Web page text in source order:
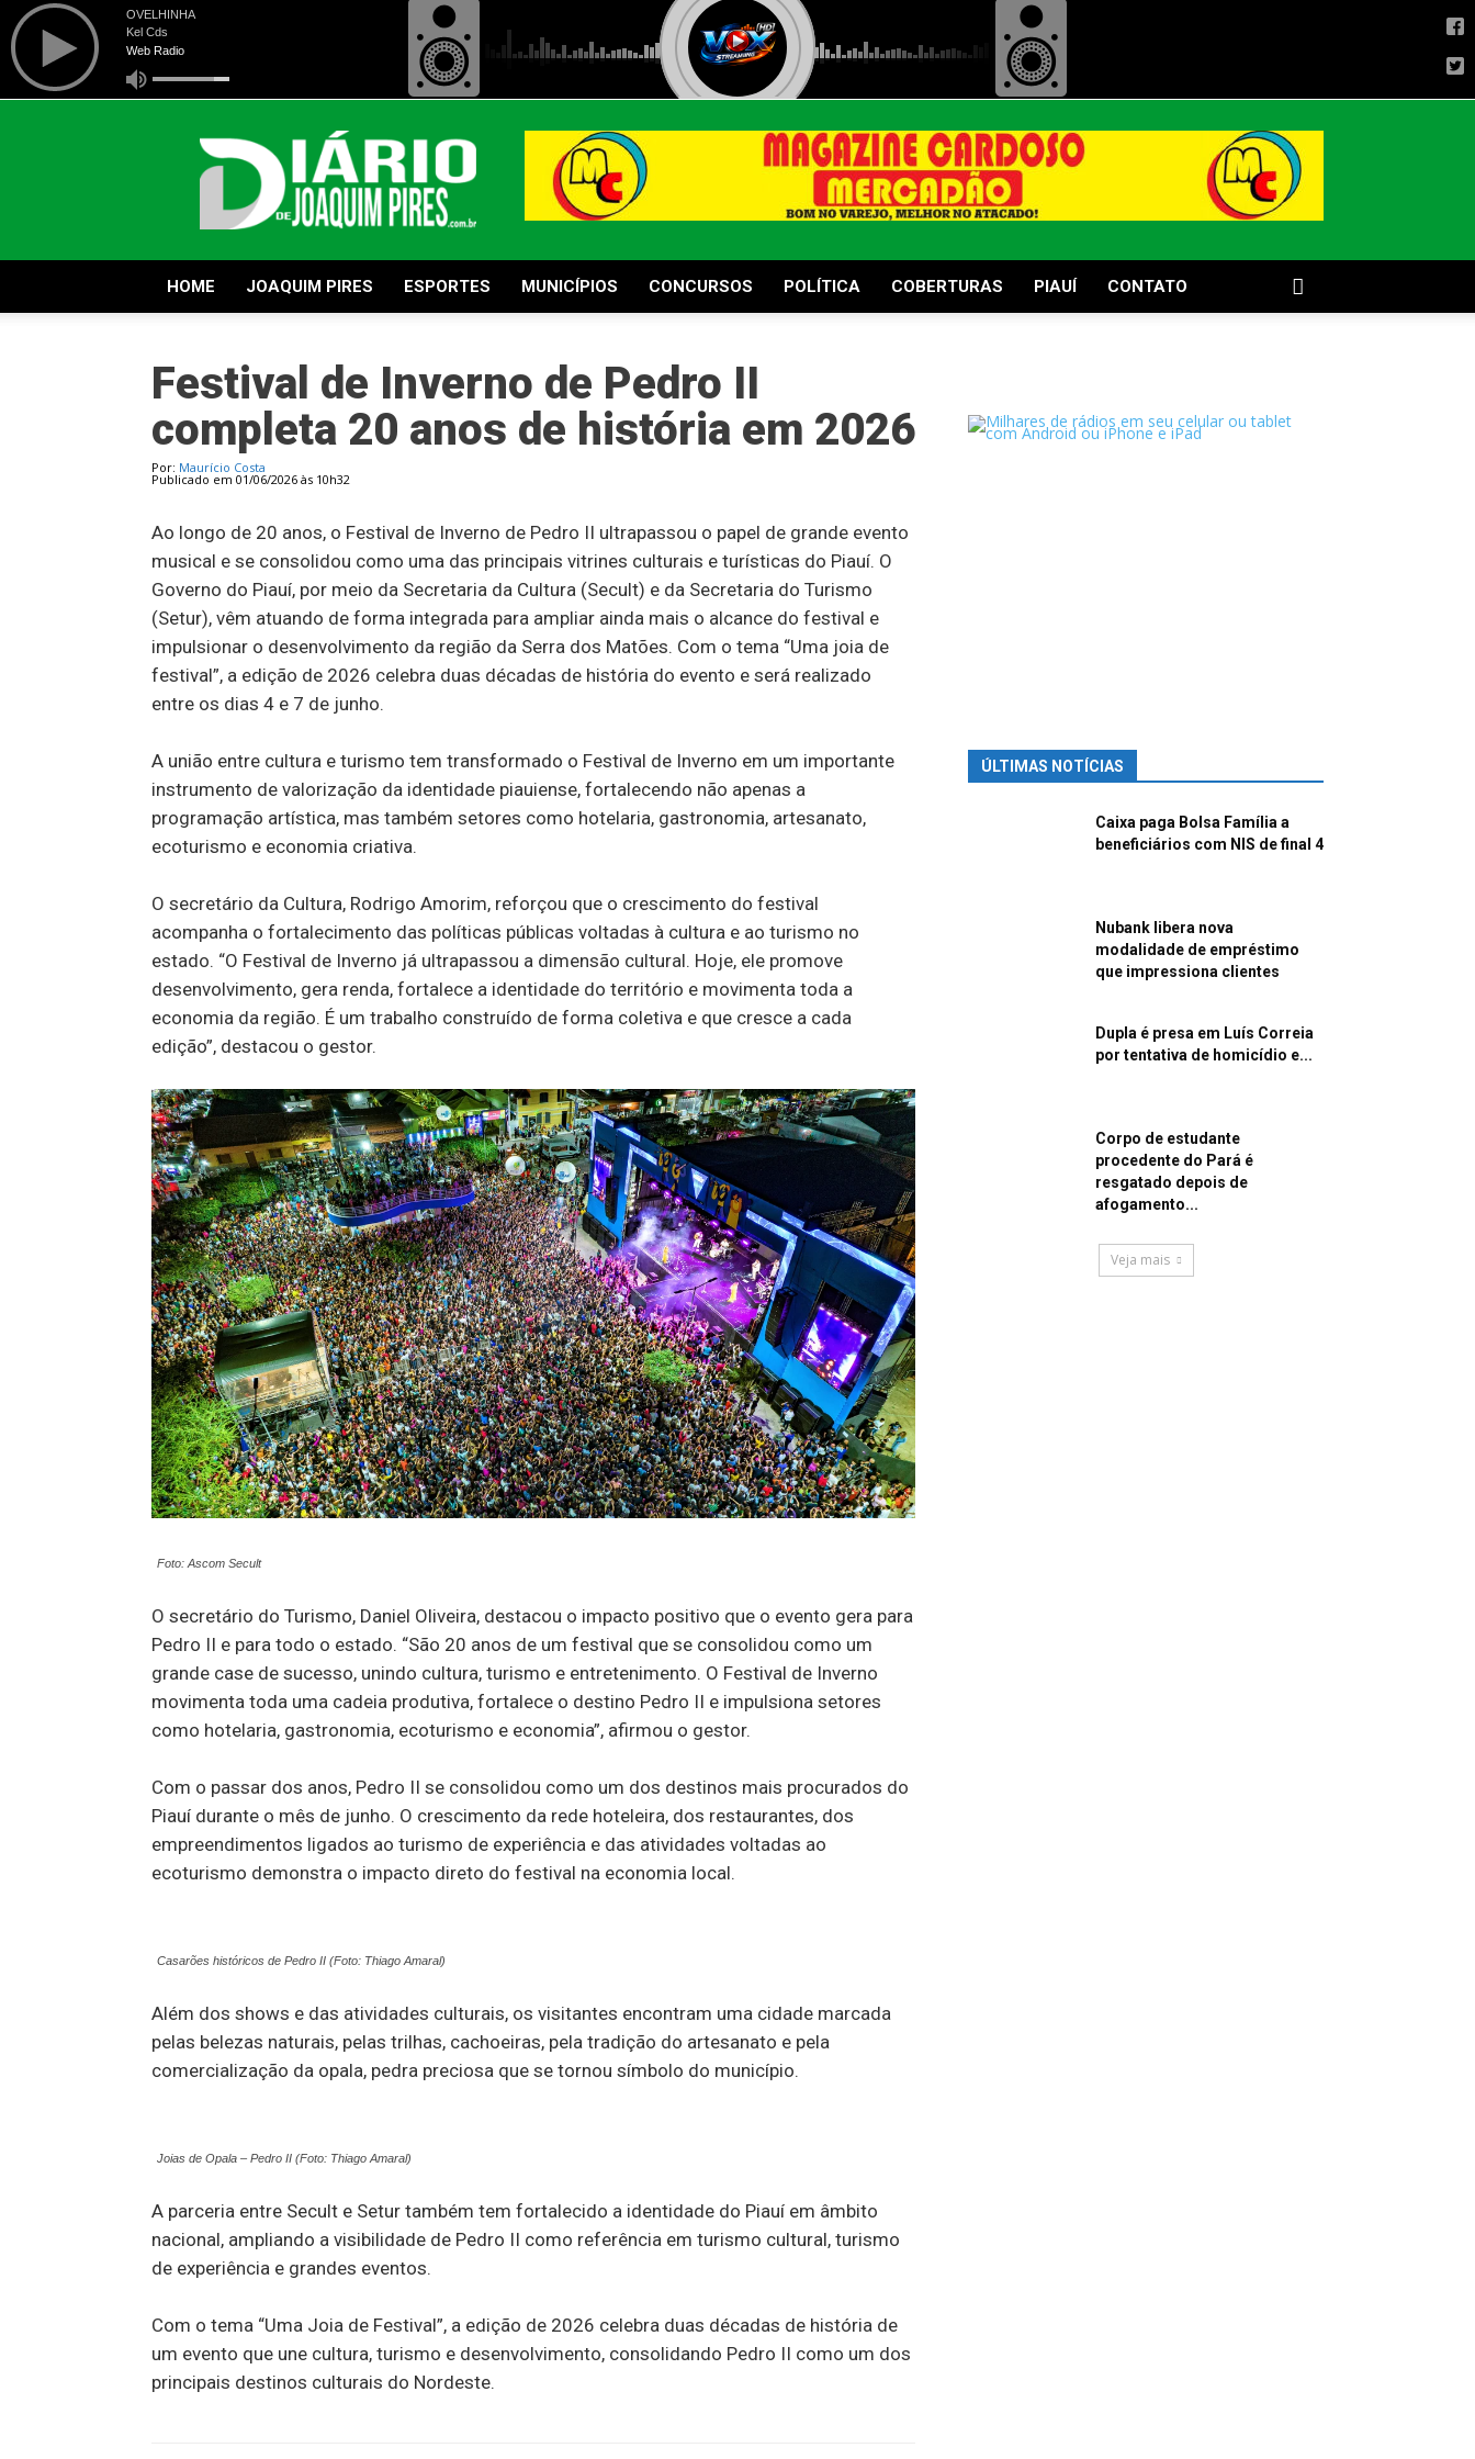
Diário
de
Joaquim
Pires
HOME JOAQUIM PIRES ESPORTES MUNICÍPIOS CONCURSOS POLÍTICA COBERTURAS PIAUÍ CONTATO
Festival de Inverno de Pedro II
completa 20 anos de história em 2026
Por: Maurício Costa
Publicado em 01/06/2026 às 10h32
Ao longo de 20 anos, o Festival de Inverno de Pedro II ultrapassou o papel de grande evento
musical e se consolidou como uma das principais vitrines culturais e turísticas do Piauí. O
Governo do Piauí, por meio da Secretaria da Cultura (Secult) e da Secretaria do Turismo
(Setur), vêm atuando de forma integrada para ampliar ainda mais o alcance do festival e
impulsionar o desenvolvimento da região da Serra dos Matões. Com o tema “Uma joia de
festival”, a edição de 2026 celebra duas décadas de história do evento e será realizado
entre os dias 4 e 7 de junho.
A união entre cultura e turismo tem transformado o Festival de Inverno em um importante
instrumento de valorização da identidade piauiense, fortalecendo não apenas a
programação artística, mas também setores como hotelaria, gastronomia, artesanato,
ecoturismo e economia criativa.
O secretário da Cultura, Rodrigo Amorim, reforçou que o crescimento do festival
acompanha o fortalecimento das políticas públicas voltadas à cultura e ao turismo no
estado. “O Festival de Inverno já ultrapassou a dimensão cultural. Hoje, ele promove
desenvolvimento, gera renda, fortalece a identidade do território e movimenta toda a
economia da região. É um trabalho construído de forma coletiva e que cresce a cada
edição”, destacou o gestor.
Foto: Ascom Secult
O secretário do Turismo, Daniel Oliveira, destacou o impacto positivo que o evento gera para
Pedro II e para todo o estado. “São 20 anos de um festival que se consolidou como um
grande case de sucesso, unindo cultura, turismo e entretenimento. O Festival de Inverno
movimenta toda uma cadeia produtiva, fortalece o destino Pedro II e impulsiona setores
como hotelaria, gastronomia, ecoturismo e economia”, afirmou o gestor.
Com o passar dos anos, Pedro II se consolidou como um dos destinos mais procurados do
Piauí durante o mês de junho. O crescimento da rede hoteleira, dos restaurantes, dos
empreendimentos ligados ao turismo de experiência e das atividades voltadas ao
ecoturismo demonstra o impacto direto do festival na economia local.
Casarões históricos de Pedro II (Foto: Thiago Amaral)
Além dos shows e das atividades culturais, os visitantes encontram uma cidade marcada
pelas belezas naturais, pelas trilhas, cachoeiras, pela tradição do artesanato e pela
comercialização da opala, pedra preciosa que se tornou símbolo do município.
Joias de Opala – Pedro II (Foto: Thiago Amaral)
A parceria entre Secult e Setur também tem fortalecido a identidade do Piauí em âmbito
nacional, ampliando a visibilidade de Pedro II como referência em turismo cultural, turismo
de experiência e grandes eventos.
Com o tema “Uma Joia de Festival”, a edição de 2026 celebra duas décadas de história de
um evento que une cultura, turismo e desenvolvimento, consolidando Pedro II como um dos
principais destinos culturais do Nordeste.
ÚLTIMAS NOTÍCIAS
Caixa paga Bolsa Família a
beneficiários com NIS de final 4
Nubank libera nova
modalidade de empréstimo
que impressiona clientes
Dupla é presa em Luís Correia
por tentativa de homicídio e...
Corpo de estudante
procedente do Pará é
resgatado depois de
afogamento...
Veja mais